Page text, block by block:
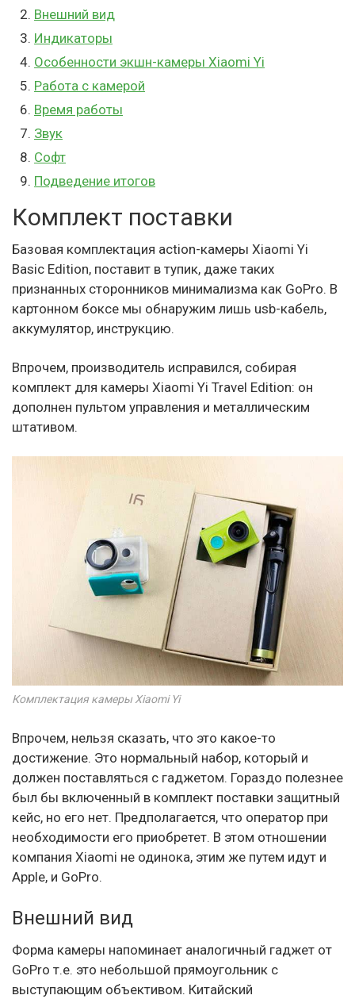
2. Внешний вид
3. Индикаторы
4. Особенности экшн-камеры Xiaomi Yi
5. Работа с камерой
6. Время работы
7. Звук
8. Софт
9. Подведение итогов
Комплект поставки
Базовая комплектация action-камеры Xiaomi Yi
Basic Edition, поставит в тупик, даже таких
признанных сторонников минимализма как GoPro. В
картонном боксе мы обнаружим лишь usb-кабель,
аккумулятор, инструкцию.
Впрочем, производитель исправился, собирая
комплект для камеры Xiaomi Yi Travel Edition: он
дополнен пультом управления и металлическим
штативом.
Комплектация камеры Xiaomi Yi
Впрочем, нельзя сказать, что это какое-то
достижение. Это нормальный набор, который и
должен поставляться с гаджетом. Гораздо полезнее
был бы включенный в комплект поставки защитный
кейс, но его нет. Предполагается, что оператор при
необходимости его приобретет. В этом отношении
компания Xiaomi не одинока, этим же путем идут и
Apple, и GoPro.
Внешний вид
Форма камеры напоминает аналогичный гаджет от
GoPro т.е. это небольшой прямоугольник с
выступающим объективом. Китайский